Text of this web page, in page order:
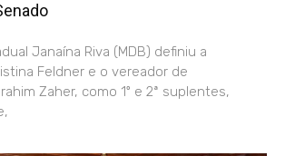
Janaína Riva (MDB) definiu a
Feldner e o vereador de
Zaher, como 1º e 2ª suplentes,